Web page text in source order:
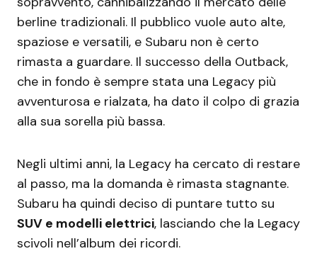
berline tradizionali. Il pubblico vuole auto alte,
spaziose e versatili, e Subaru non è certo
rimasta a guardare. Il successo della Outback,
che in fondo è sempre stata una Legacy più
avventurosa e rialzata, ha dato il colpo di grazia
alla sua sorella più bassa.
Negli ultimi anni, la Legacy ha cercato di restare
al passo, ma la domanda è rimasta stagnante.
Subaru ha quindi deciso di puntare tutto su
SUV e modelli elettrici, lasciando che la Legacy
scivoli nell’album dei ricordi.